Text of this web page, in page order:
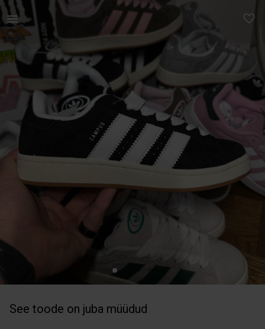
See toode on juba müüdud
Naistele | adidas campus 00s core black suurus: 40 | YAGA